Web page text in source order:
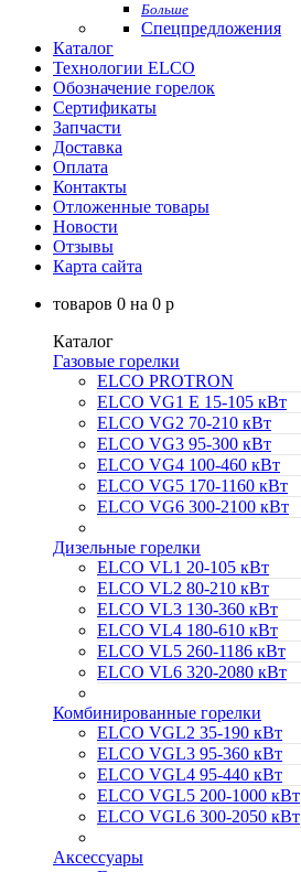
Больше
Спецпредложения
Каталог
Технологии ELCO
Обозначение горелок
Сертификаты
Запчасти
Доставка
Оплата
Контакты
Отложенные товары
Новости
Отзывы
Карта сайта
товаров 0 на 0 p
Каталог
Газовые горелки
ELCO PROTRON
ELCO VG1 E 15-105 кВт
ELCO VG2 70-210 кВт
ELCO VG3 95-300 кВт
ELCO VG4 100-460 кВт
ELCO VG5 170-1160 кВт
ELCO VG6 300-2100 кВт
Дизельные горелки
ELCO VL1 20-105 кВт
ELCO VL2 80-210 кВт
ELCO VL3 130-360 кВт
ELCO VL4 180-610 кВт
ELCO VL5 260-1186 кВт
ELCO VL6 320-2080 кВт
Комбинированные горелки
ELCO VGL2 35-190 кВт
ELCO VGL3 95-360 кВт
ELCO VGL4 95-440 кВт
ELCO VGL5 200-1000 кВт
ELCO VGL6 300-2050 кВт
Аксессуары